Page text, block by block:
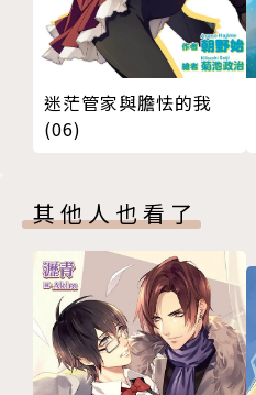
迷茫管家與膽怯的我
(06)
其他人也看了